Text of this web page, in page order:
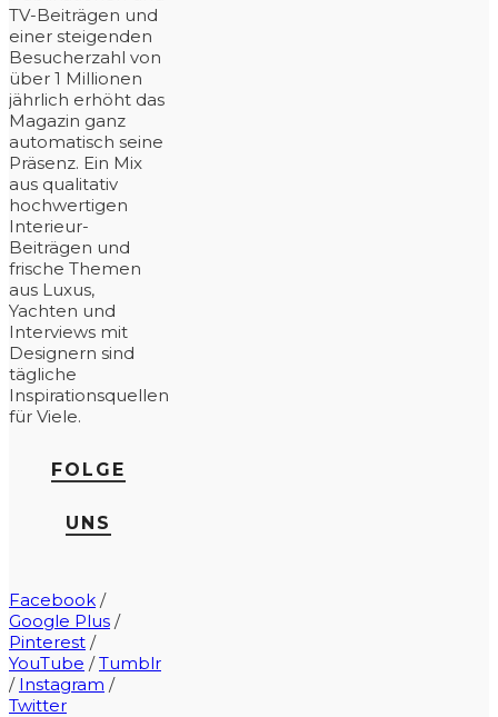
TV-Beiträgen und
einer steigenden
Besucherzahl von
über 1 Millionen
jährlich erhöht das
Magazin ganz
automatisch seine
Präsenz. Ein Mix
aus qualitativ
hochwertigen
Interieur-
Beiträgen und
frische Themen
aus Luxus,
Yachten und
Interviews mit
Designern sind
tägliche
Inspirationsquellen
für Viele.
FOLGE
UNS
Facebook /
Google Plus /
Pinterest /
YouTube /Tumblr
/ Instagram /
Twitter